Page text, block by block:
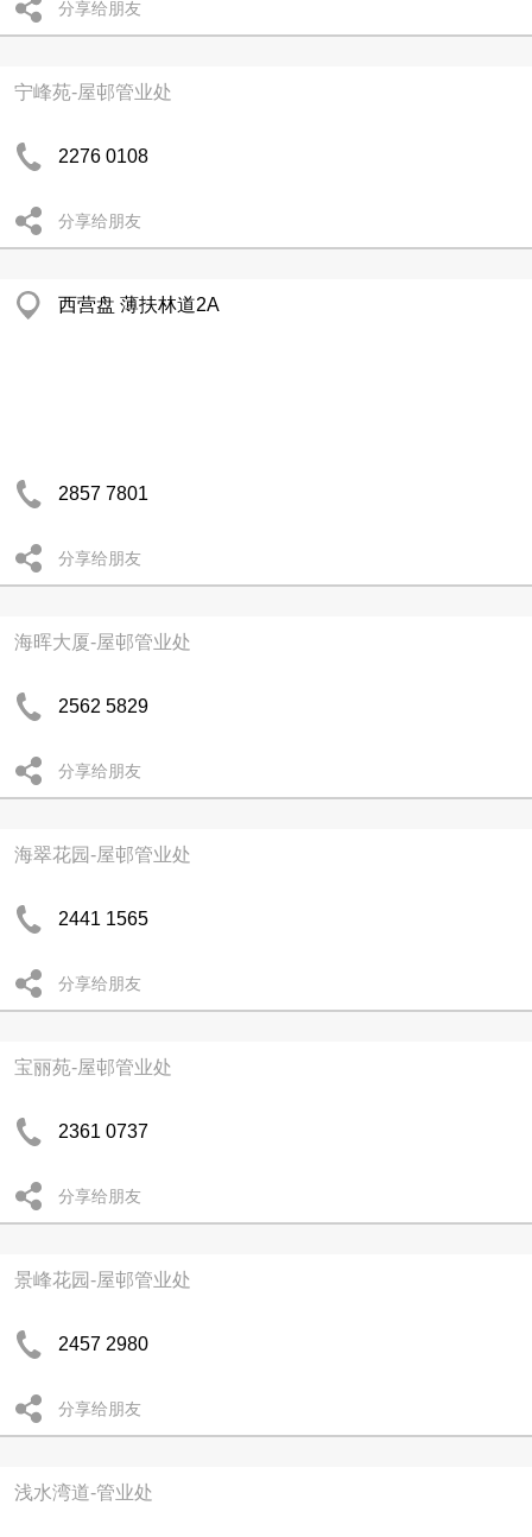
分享给朋友
宁峰苑-屋邨管业处
2276 0108
分享给朋友
西营盘 薄扶林道2A
2857 7801
分享给朋友
海晖大厦-屋邨管业处
2562 5829
分享给朋友
海翠花园-屋邨管业处
2441 1565
分享给朋友
宝丽苑-屋邨管业处
2361 0737
分享给朋友
景峰花园-屋邨管业处
2457 2980
分享给朋友
浅水湾道-管业处